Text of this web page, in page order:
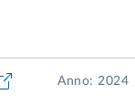
Anno: 2024